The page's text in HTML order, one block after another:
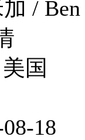
/
国
18